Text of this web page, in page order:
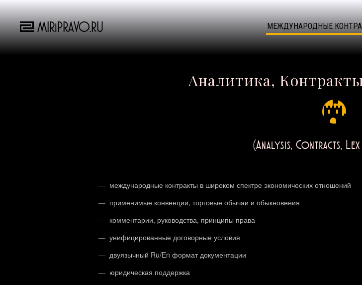
MIRiPRAVO.RU МЕЖДУНАРОДНЫЕ
Аналитика,
(Analysis, Contracts,
международные контракты в широком спектре экономических отношений
применимые конвенции, торговые обычаи и обыкновения
комментарии, руководства, принципы права
унифицированные договорные условия
двуязычный Ru/En формат документации
юридическая поддержка